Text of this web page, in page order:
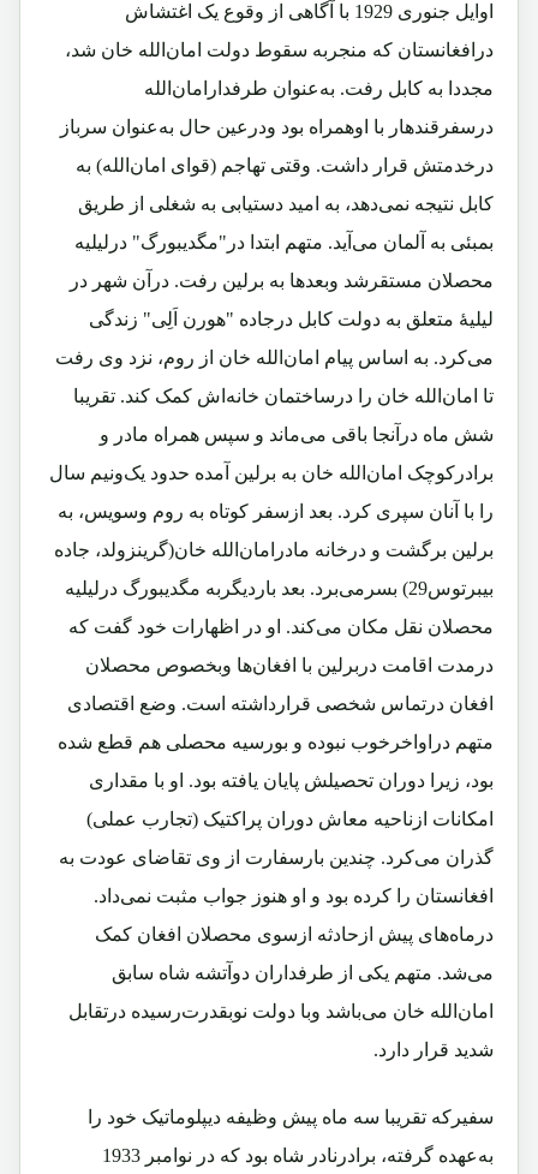
اوایل جنوری 1929 با آگاهی از وقوع یک اغتشاش
درافغانستان که منجربه سقوط دولت امان‌الله خان شد،
مجددا به کابل رفت. به‌عنوان طرفدارامان‌الله
درسفرقندهار با اوهمراه بود ودرعین حال به‌عنوان سرباز
درخدمتش قرار داشت. وقتی تهاجم (قوای امان‌الله) به
کابل نتیجه نمی‌دهد، به امید دستیابی به شغلی از طریق
بمبئی به آلمان می‌آید. متهم ابتدا در"مگدیبورگ" درلیلیه
محصلان مستقرشد وبعدها به برلین رفت. درآن شهر در
لیلیۀ متعلق به دولت کابل درجاده "هورن اَلِی" زندگی
می‌کرد. به اساس پیام امان‌الله خان از روم، نزد وی رفت
تا امان‌الله خان را درساختمان خانه‌اش کمک کند. تقریبا
شش ماه درآنجا باقی می‌ماند و سپس همراه مادر و
برادرکوچک امان‌الله خان به برلین آمده حدود یک‌ونیم سال
را با آنان سپری کرد. بعد ازسفر کوتاه به روم وسویس، به
برلین برگشت و درخانه مادرامان‌الله خان(گرینزولد، جاده
بیبرتوس29) بسرمی‌برد. بعد باردیگربه مگدیبورگ درلیلیه
محصلان نقل مکان می‌کند. او در اظهارات خود گفت که
درمدت اقامت دربرلین با افغان‌ها وبخصوص محصلان
افغان درتماس شخصی قرارداشته است. وضع اقتصادی
متهم دراواخرخوب نبوده و بورسیه محصلی هم قطع شده
بود، زیرا دوران تحصیلش پایان یافته بود. او با مقداری
امکانات ازناحیه معاش دوران پراکتیک (تجارب عملی)
گذران می‌کرد. چندین بارسفارت از وی تقاضای عودت به
افغانستان را کرده بود و او هنوز جواب مثبت نمی‌داد.
درماه‌های پیش ازحادثه ازسوی محصلان افغان کمک
می‌شد. متهم یکی از طرفداران دوآتشه شاه سابق
امان‌الله خان می‌باشد وبا دولت نوبقدرت‌رسیده درتقابل
شدید قرار دارد.
سفیرکه تقریبا سه ماه پیش وظیفه دیپلوماتیک خود را
به‌عهده گرفته، برادرنادر شاه بود که در نوامبر 1933